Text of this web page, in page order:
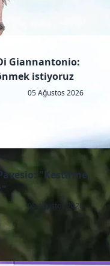
Giannantonio:
istiyoruz
05 Ağustos 2026
"Kestirme
05 Ağustos 2026